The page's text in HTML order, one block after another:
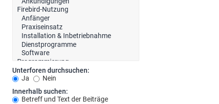
Unterforen durchsuchen:
Ja
Nein
Innerhalb suchen:
Betreff und Text der Beiträge